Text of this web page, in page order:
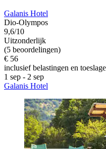
Galanis Hotel
Dio-Olympos
9,6/10
Uitzonderlijk
(5 beoordelingen)
€ 56
inclusief belastingen en
1 sep - 2 sep
Galanis Hotel